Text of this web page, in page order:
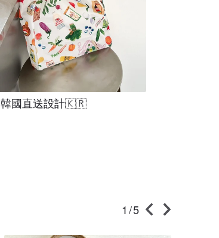
韓國直送設計🇰🇷
旅行案內所 🎒
寵物宅特輯 🐾
文具新品最前線
結婚禮物
1/5